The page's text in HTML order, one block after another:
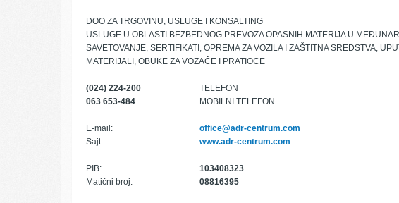
DOO ZA TRGOVINU, USLUGE I KONSALTING
USLUGE U OBLASTI BEZBEDNOG PREVOZA OPASNIH MATERIJA U
SAVETOVANJE, SERTIFIKATI, OPREMA ZA VOZILA I ZAŠTITNA SREDSTVA,
MATERIJALI, OBUKE ZA VOZAČE I PRATIOCE
(024) 224-200
TELEFON
063 653-484
MOBILNI TELEFON
E-mail:
office@adr-centrum.com
Sajt:
www.adr-centrum.com
PIB:
103408323
Matični broj:
08816395